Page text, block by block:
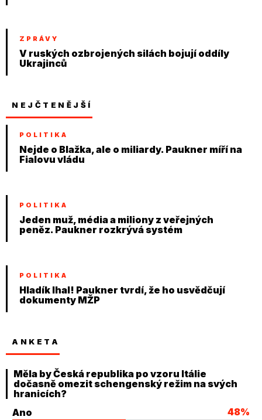
ZPRÁVY
V ruských ozbrojených silách bojují oddíly
Ukrajinců
NEJČTENĚJŠÍ
POLITIKA
Nejde o Blažka, ale o miliardy. Paukner míří na
Fialovu vládu
POLITIKA
Jeden muž, média a miliony z veřejných
peněz. Paukner rozkrývá systém
POLITIKA
Hladík lhal! Paukner tvrdí, že ho usvědčují
dokumenty MŽP
ANKETA
Měla by Česká republika po vzoru Itálie
dočasně omezit schengenský režim na svých
hranicích?
Ano
48%